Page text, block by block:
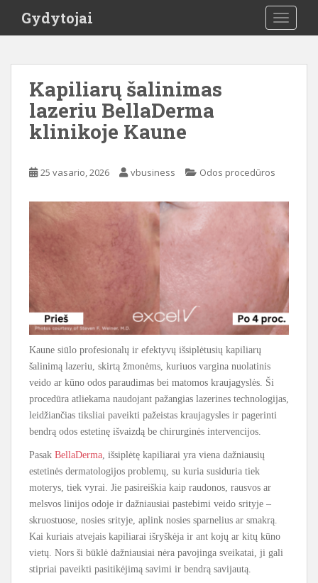
i
Gydytojai
Kapiliarų šalinimas
lazeriu BellaDerma
klinikoje Kaune
25 vasario, 2026 vbusiness Odos procedūros
Kaune siūlo profesionalų ir efektyvų išsiplėtusių kapiliarų
šalinimą lazeriu, skirtą žmonėms, kuriuos vargina nuolatinis
veido ar kūno odos paraudimas bei matomos kraujagyslės. Ši
procedūra atliekama naudojant pažangias lazerines technologijas,
leidžiančias tiksliai paveikti pažeistas kraujagysles ir pagerinti
bendrą odos estetinę išvaizdą be chirurginės intervencijos.
Pasak BellaDerma , išsiplėtę kapiliarai yra viena dažniausių
estetinės dermatologijos problemų, su kuria susiduria tiek
moterys, tiek vyrai. Jie pasireiškia kaip raudonos, rausvos ar
melsvos linijos odoje ir dažniausiai pastebimi veido srityje –
skruostuose, nosies srityje, aplink nosies sparnelius ar smakrą.
Kai kuriais atvejais kapiliarai išryškėja ir ant kojų ar kitų kūno
vietų. Nors ši būklė dažniausiai nėra pavojinga sveikatai, ji gali
stipriai paveikti pasitikėjimą savimi ir bendrą savijautą.